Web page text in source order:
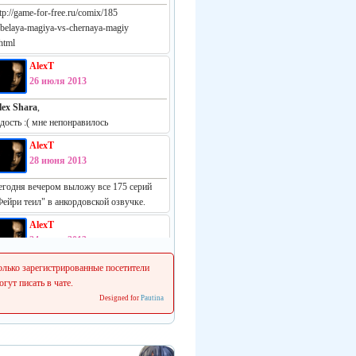
game-for-free.ru/comix/185
magiya-vs-chernaya-magiy
AlexT
26 июля 2013
Shara,
:( мне непонравилось
AlexT
28 июня 2013
вечером выложу все 175 серий
теил" в анкордовской озвучке.
AlexT
24 июня 2013
русская манга:
vk.com/white_vs_black_m
начинаем делать свежие релизы.
зарегистрированные посетители
писать в чате.
Designed for Pautina